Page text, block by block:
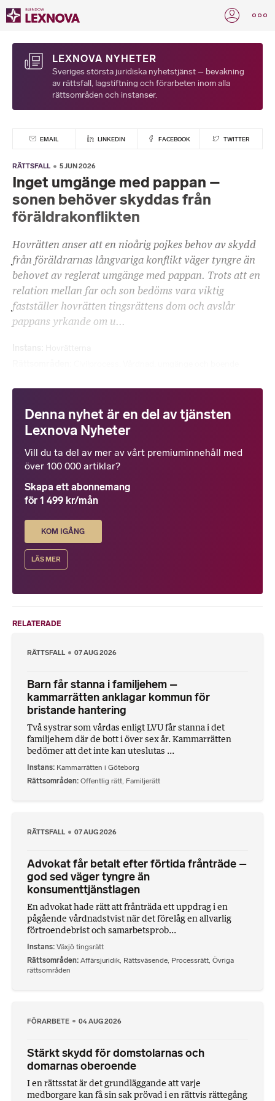
LEXNOVA NYHETER
Sveriges största juridiska nyhetstjänst – bevakning
av rättsfall, lagstiftning och förarbeten inom alla
rättsområden och instanser.
EMAIL LINKEDIN FACEBOOK TWITTER
RÄTTSFALL 5 JUN 2026
Inget umgänge med pappan –
sonen behöver skyddas från
föräldrakonflikten
Hovrätten anser att en nioårig pojkes behov av skydd
från föräldrarnas långvariga konflikt väger tyngre än
behovet av reglerat umgänge med pappan. Trots att en
relation mellan far och son bedöms vara viktig
fastställer hovrätten tingsrättens dom och avslår
pappans yrkande om u...
Denna nyhet är en del av tjänsten
Lexnova Nyheter
Vill du ta del av mer av vårt premiuminnehåll med
över 100 000 artiklar?
Skapa ett abonnemang
för 1 499 kr/mån
KOM IGÅNG
LÄS MER
RELATERADE
RÄTTSFALL 07 AUG 2026
Barn får stanna i familjehem –
kammarrätten anklagar kommun för
bristande hantering
Två systrar som vårdas enligt LVU får stanna i det
familjehem där de bott i över sex år. Kammarrätten
bedömer att det inte kan uteslutas ...
Instans Kammarrätten i Göteborg
Rättsområden Offentlig rätt Familjerätt
RÄTTSFALL 07 AUG 2026
Advokat får betalt efter förtida frånträde –
god sed väger tyngre än
konsumenttjänstlagen
En advokat hade rätt att frånträda ett uppdrag i en
pågående vårdnadstvist när det förelåg en allvarlig
förtroendebrist och samarbetsprob...
Instans Växjö tingsrätt
Rättsområden Affärsjuridik Rättsväsende Processrätt Övriga
rättsområden
FÖRARBETE 04 AUG 2026
Stärkt skydd för domstolarnas och
domarnas oberoende
I en rättsstat är det grundläggande att varje
medborgare kan få sin sak prövad i en rättvis rättegång